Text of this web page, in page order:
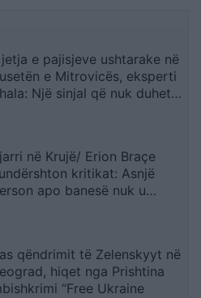
e pajisjeve ushtarake në
e Mitrovicës, eksperti
Një sinjal që nuk duhet
në Krujë/ Erion Braçe
kritikat: Asnjë
apo banesë nuk u
qëndrimit të Zelenskyyt në
hiqet nga Prishtina
“Free Ukraine